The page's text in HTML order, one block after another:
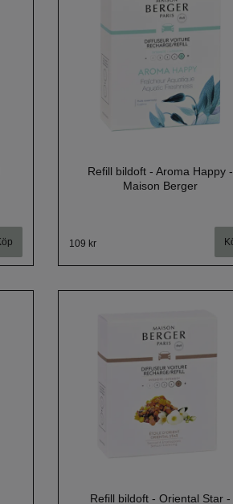
Refill bildoft - Aroma Happy -
Maison Berger
109 kr
Refill bildoft - Oriental Star -